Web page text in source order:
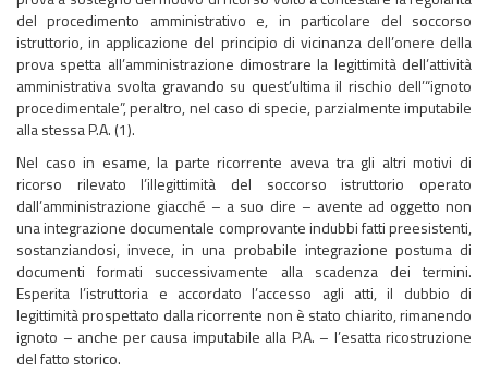
del procedimento amministrativo e, in particolare del soccorso
istruttorio, in applicazione del principio di vicinanza dell’onere della
prova spetta all’amministrazione dimostrare la legittimità dell’attività
amministrativa svolta gravando su quest’ultima il rischio dell’“ignoto
procedimentale”, peraltro, nel caso di specie, parzialmente imputabile
alla stessa P.A. (1).
Nel caso in esame, la parte ricorrente aveva tra gli altri motivi di
ricorso rilevato l’illegittimità del soccorso istruttorio operato
dall’amministrazione giacché – a suo dire – avente ad oggetto non
una integrazione documentale comprovante indubbi fatti preesistenti,
sostanziandosi, invece, in una probabile integrazione postuma di
documenti formati successivamente alla scadenza dei termini.
Esperita l’istruttoria e accordato l’accesso agli atti, il dubbio di
legittimità prospettato dalla ricorrente non è stato chiarito, rimanendo
ignoto – anche per causa imputabile alla P.A. – l’esatta ricostruzione
del fatto storico.